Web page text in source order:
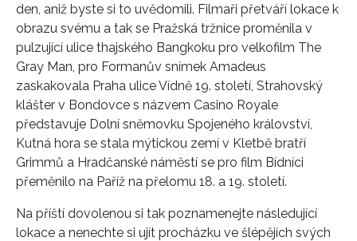
den, aniž byste si to uvědomili. Filmaři přetváří lokace k
obrazu svému a tak se Pražská tržnice proměnila v
pulzující ulice thajského Bangkoku pro velkofilm The
Gray Man, pro Formanův snímek Amadeus
zaskakovala Praha ulice Vídně 19. století, Strahovský
klášter v Bondovce s názvem Casino Royale
představuje Dolní sněmovku Spojeného království,
Kutná hora se stala mýtickou zemí v Kletbě bratří
Grimmů a Hradčanské náměstí se pro film Bídníci
přeměnilo na Paříž na přelomu 18. a 19. století.
Na příští dovolenou si tak poznamenejte následující
lokace a nenechte si ujít procházku ve šlépějích svých